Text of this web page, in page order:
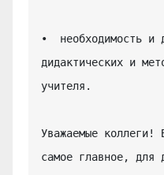
•  необходимость и
дидактических и
учителя.
Уважаемые
самое главное, для